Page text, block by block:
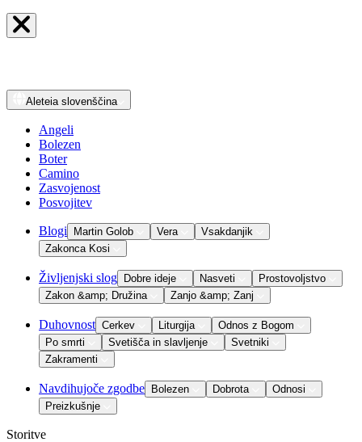
Aleteia slovenščina
Angeli
Bolezen
Boter
Camino
Zasvojenost
Posvojitev
Blogi Martin Golob Vera
Vsakdanjik
Zakonca Kosi
Življenjski slog Dobre ideje Nasveti
Prostovoljstvo
Zakon &amp; Družina
Zanjo &amp; Zanj
Duhovnost Cerkev Liturgija
Odnos z Bogom
Po smrti
Svetišča in slavljenje
Svetniki
Zakramenti
Navdihujoče zgodbe Bolezen Dobrota
Odnosi
Preizkušnje
Storitve